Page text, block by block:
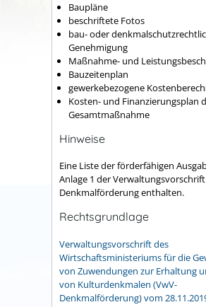
Baupläne
beschriftete Fotos
bau- oder
Genehmigung
Maßnahme- und
Bauzeitenplan
gewerkebezogene
Kosten- und Finanzierungsplan
Gesamtmaßnahme
Hinweise
Eine Liste der förderfähigen
Anlage 1 der
Denkmalförderung enthalten.
Rechtsgrundlage
Verwaltungsvorschrift des
Wirtschaftsministeriums für die
von Zuwendungen zur Erhaltung
von Kulturdenkmalen (VwV-
Denkmalförderung) vom